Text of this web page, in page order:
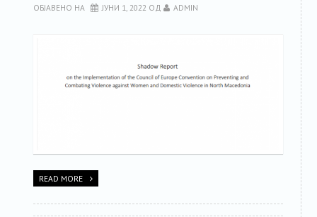
ОБЈАВЕНО НА ЈУНИ 1, 2022 ОД ADMIN
READ MORE